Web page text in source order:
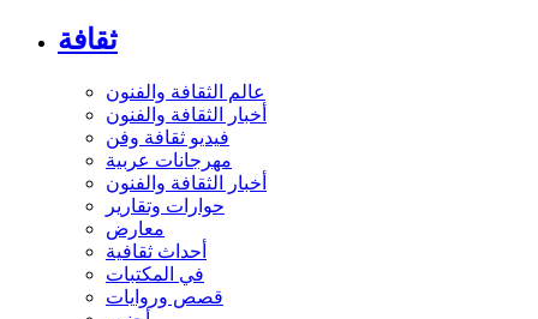
ثقافة
عالم الثقافة والفنون
أخبار الثقافة والفنون
فيديو ثقافة وفن
مهرجانات عربية
أخبار الثقافة والفنون
حوارات وتقارير
معارض
أحداث ثقافية
في المكتبات
قصص وروايات